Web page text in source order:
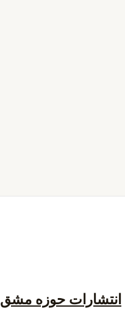
انتشارات حوزه مشق